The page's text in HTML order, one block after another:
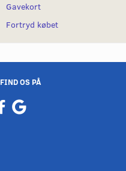
Gavekort
Fortryd købet
FIND OS PÅ